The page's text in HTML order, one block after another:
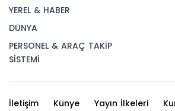
YEREL & HABER
DÜNYA
PERSONEL & ARAÇ TAKİP
SİSTEMİ
İletişim Künye Yayın İlkeleri